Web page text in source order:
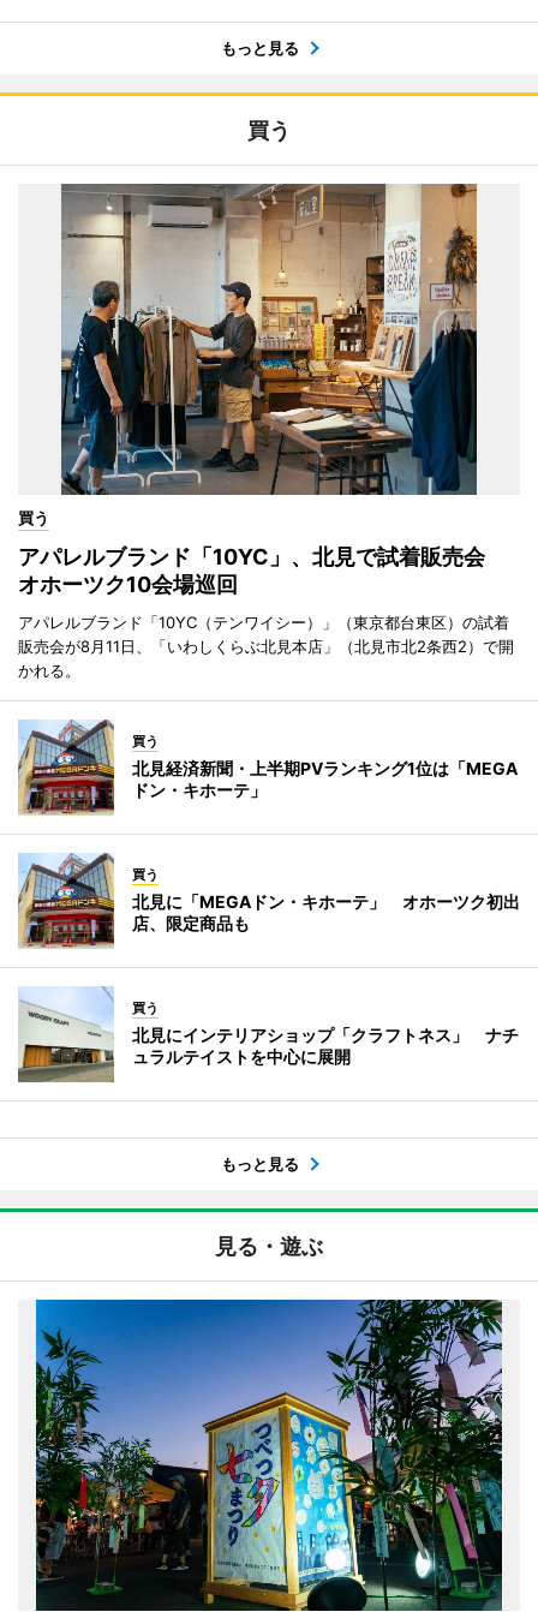
もっと見る
買う
買う
アパレルブランド「10YC」、北見で試着販売会
オホーツク10会場巡回
アパレルブランド「10YC（テンワイシー）」（東京都台東区）の試着
販売会が8月11日、「いわしくらぶ北見本店」（北見市北2条西2）で開
かれる。
買う
北見経済新聞・上半期PVランキング1位は「MEGA
ドン・キホーテ」
買う
北見に「MEGAドン・キホーテ」 オホーツク初出
店、限定商品も
買う
北見にインテリアショップ「クラフトネス」 ナチ
ュラルテイストを中心に展開
もっと見る
見る・遊ぶ